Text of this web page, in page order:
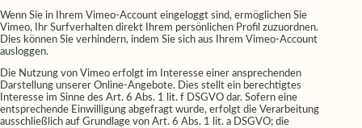
Wenn Sie in Ihrem Vimeo-Account eingeloggt sind, ermöglichen Sie
Vimeo, Ihr Surfverhalten direkt Ihrem persönlichen Profil zuzuordnen.
Dies können Sie verhindern, indem Sie sich aus Ihrem Vimeo-Account
ausloggen.
Die Nutzung von Vimeo erfolgt im Interesse einer ansprechenden
Darstellung unserer Online-Angebote. Dies stellt ein berechtigtes
Interesse im Sinne des Art. 6 Abs. 1 lit. f DSGVO dar. Sofern eine
entsprechende Einwilligung abgefragt wurde, erfolgt die Verarbeitung
ausschließlich auf Grundlage von Art. 6 Abs. 1 lit. a DSGVO; die